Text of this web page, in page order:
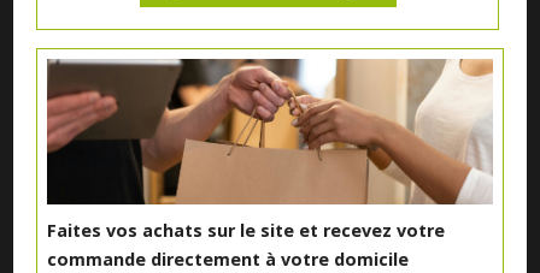
Faites vos achats sur le site et recevez votre
commande directement à votre domicile
Notre magasin situé à Quevaucamps réunit sous son toit les
produits de plus de 50 artisans et producteurs régionaux pour
vous servir du petit déjeuner au souper.
Qui sommes nous ?
Le blog